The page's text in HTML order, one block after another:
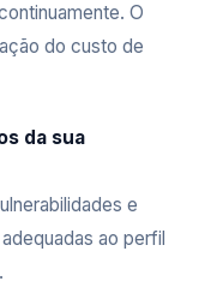
O
do custo de
da sua
e
ao perfil
.